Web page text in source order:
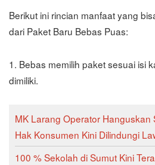
Berikut ini rincian manfaat yang
dari Paket Baru Bebas Puas:
1. Bebas memilih paket sesuai isi
dimiliki.
MK Larang Operator Hanguskan
Hak Konsumen Kini Dilindungi
100 % Sekolah di Sumut Kini